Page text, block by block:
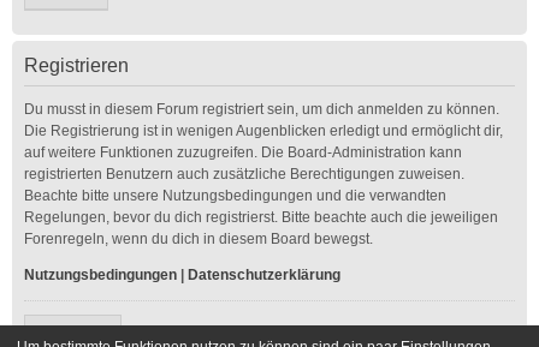
Registrieren
Du musst in diesem Forum registriert sein, um dich anmelden zu können.
Die Registrierung ist in wenigen Augenblicken erledigt und ermöglicht dir,
auf weitere Funktionen zuzugreifen. Die Board-Administration kann
registrierten Benutzern auch zusätzliche Berechtigungen zuweisen.
Beachte bitte unsere Nutzungsbedingungen und die verwandten
Regelungen, bevor du dich registrierst. Bitte beachte auch die jeweiligen
Forenregeln, wenn du dich in diesem Board bewegst.
Nutzungsbedingungen Datenschutzerklärung